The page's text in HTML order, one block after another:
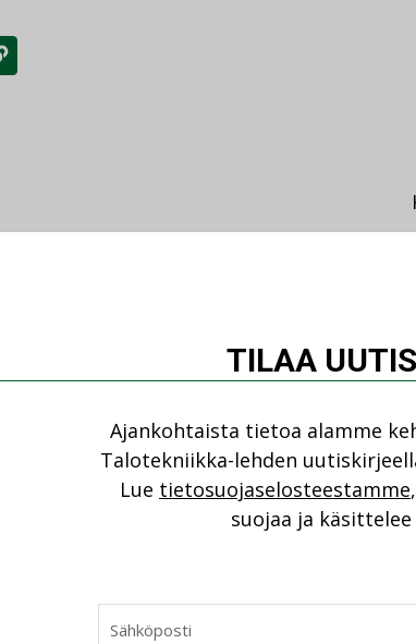
LEHDEN ARTIKKELIT
06.08.2026
kasvaa
TILAA
Ajankohtaista tietoa alamme
Talotekniikka-lehden
Lue tietosuojaselosteestamme
suojaa ja